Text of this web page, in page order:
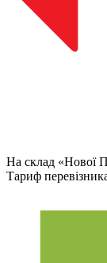
На склад «Нової
Тариф